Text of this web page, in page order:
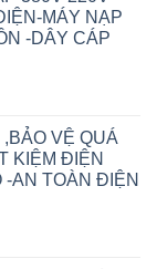
MÁY NẠP
-DÂY CÁP
VỆ QUÁ
KIỆM ĐIỆN
AN TOÀN ĐIỆN